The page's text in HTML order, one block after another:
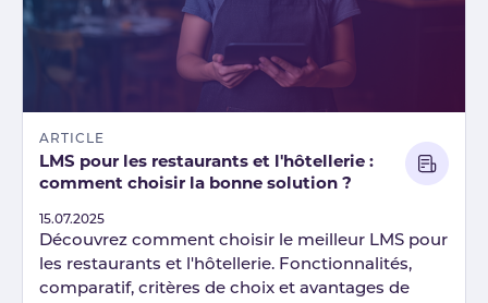
ARTICLE
LMS pour les restaurants et l'hôtellerie :
comment choisir la bonne solution ?
Published
15.07.2025
Découvrez comment choisir le meilleur LMS pour
les restaurants et l'hôtellerie. Fonctionnalités,
comparatif, critères de choix et avantages de